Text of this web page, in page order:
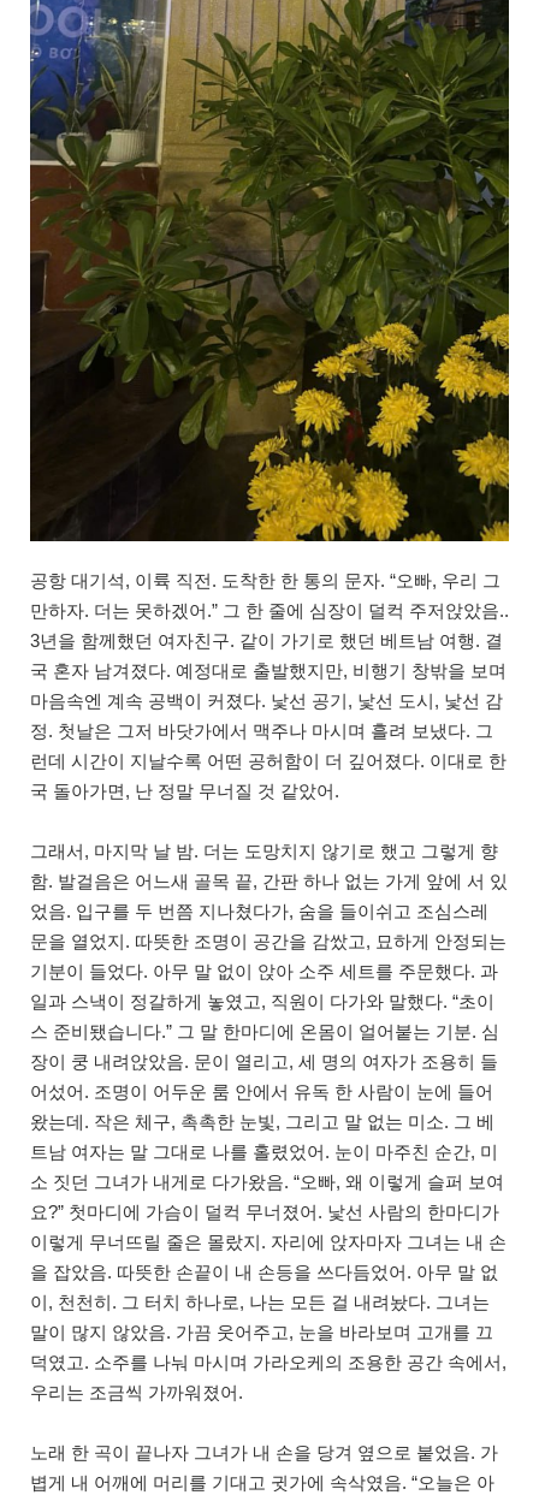
공항 대기석, 이륙 직전. 도착한 한 통의 문자. “오빠, 우리 그
만하자. 더는 못하겠어.” 그 한 줄에 심장이 덜컥 주저앉았음..
3년을 함께했던 여자친구. 같이 가기로 했던 베트남 여행. 결
국 혼자 남겨졌다. 예정대로 출발했지만, 비행기 창밖을 보며
마음속엔 계속 공백이 커졌다. 낯선 공기, 낯선 도시, 낯선 감
정. 첫날은 그저 바닷가에서 맥주나 마시며 흘려 보냈다. 그
런데 시간이 지날수록 어떤 공허함이 더 깊어졌다. 이대로 한
국 돌아가면, 난 정말 무너질 것 같았어.
그래서, 마지막 날 밤. 더는 도망치지 않기로 했고 그렇게 향
함. 발걸음은 어느새 골목 끝, 간판 하나 없는 가게 앞에 서 있
었음. 입구를 두 번쯤 지나쳤다가, 숨을 들이쉬고 조심스레
문을 열었지. 따뜻한 조명이 공간을 감쌌고, 묘하게 안정되는
기분이 들었다. 아무 말 없이 앉아 소주 세트를 주문했다. 과
일과 스낵이 정갈하게 놓였고, 직원이 다가와 말했다. “초이
스 준비됐습니다.” 그 말 한마디에 온몸이 얼어붙는 기분. 심
장이 쿵 내려앉았음. 문이 열리고, 세 명의 여자가 조용히 들
어섰어. 조명이 어두운 룸 안에서 유독 한 사람이 눈에 들어
왔는데. 작은 체구, 촉촉한 눈빛, 그리고 말 없는 미소. 그 베
트남 여자는 말 그대로 나를 홀렸었어. 눈이 마주친 순간, 미
소 짓던 그녀가 내게로 다가왔음. “오빠, 왜 이렇게 슬퍼 보여
요?” 첫마디에 가슴이 덜컥 무너졌어. 낯선 사람의 한마디가
이렇게 무너뜨릴 줄은 몰랐지. 자리에 앉자마자 그녀는 내 손
을 잡았음. 따뜻한 손끝이 내 손등을 쓰다듬었어. 아무 말 없
이, 천천히. 그 터치 하나로, 나는 모든 걸 내려놨다. 그녀는
말이 많지 않았음. 가끔 웃어주고, 눈을 바라보며 고개를 끄
덕였고. 소주를 나눠 마시며 가라오케의 조용한 공간 속에서,
우리는 조금씩 가까워졌어.
노래 한 곡이 끝나자 그녀가 내 손을 당겨 옆으로 붙었음. 가
볍게 내 어깨에 머리를 기대고 귓가에 속삭였음. “오늘은 아